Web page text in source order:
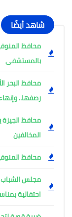
شاهد أيضًا
محافظ
بالمستشفى
محافظ البحر
رصفها..
محافظ
المخالفين
محافظ
مجلس الشباب
احتفالية